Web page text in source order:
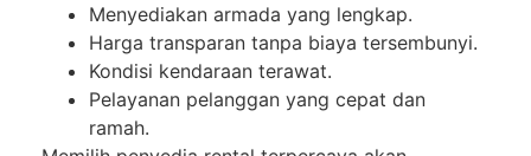
Menyediakan armada yang lengkap.
Harga transparan tanpa biaya tersembunyi.
Kondisi kendaraan terawat.
Pelayanan pelanggan yang cepat dan
ramah.